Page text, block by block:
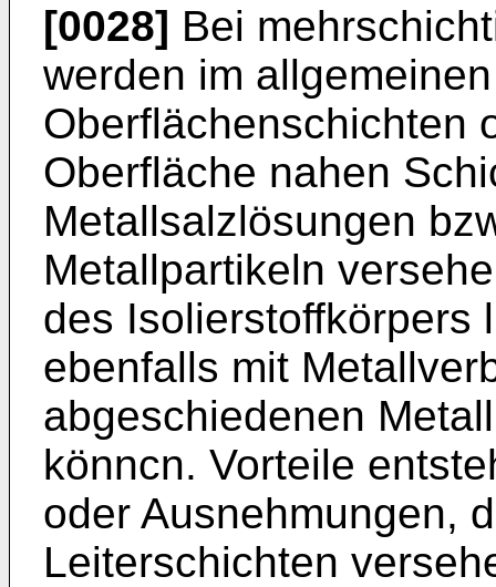
[0028] Bei
werden im
Oberflächenschichten
Oberfläche nahen
Metallsalzlösungen
Metallpartikeln
des Isolierstoffkörpers
ebenfalls mit
abgeschiedenen
könncn. Vorteile
oder Ausnehmungen,
Leiterschichten